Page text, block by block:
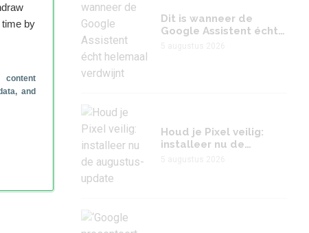
time by
and
Dit is wanneer de
Google Assistent écht
Houd je Pixel veilig:
installeer nu de